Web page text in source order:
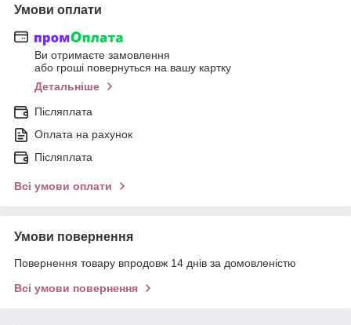
Умови оплати
Ви отримаєте замовлення
або гроші повернуться на вашу картку
Детальніше
Післяплата
Оплата на рахунок
Післяплата
Всі умови оплати
Умови повернення
Повернення товару впродовж 14 днів за домовленістю
Всі умови повернення